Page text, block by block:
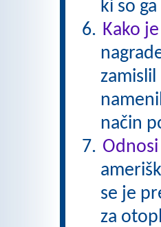
ki so
Kako
način
se je
za